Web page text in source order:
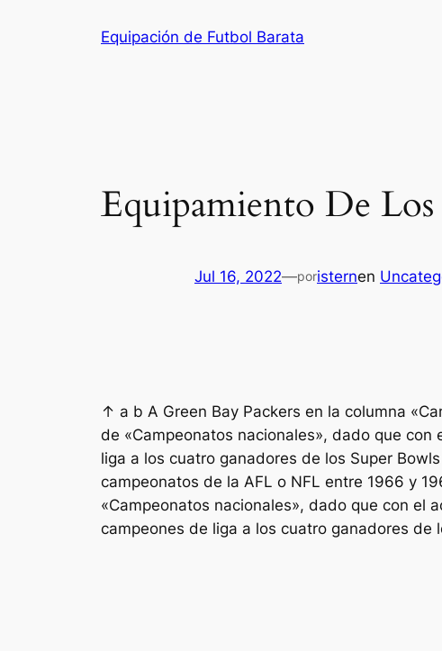
Equipación de Futbol Barata
Equipamiento De Los
Jul 16, 2022—poristernen
↑ a b A Green Bay Packers en la columna
de «Campeonatos nacionales», dado que
liga a los cuatro ganadores de los Super
campeonatos de la AFL o NFL entre 1966 y
«Campeonatos nacionales», dado que con el
campeones de liga a los cuatro ganadores